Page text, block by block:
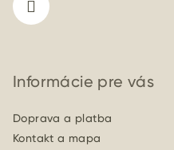
Informácie pre vás
Doprava a platba
Kontakt a mapa